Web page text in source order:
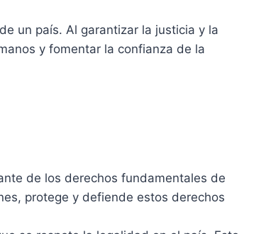
un país. Al garantizar la justicia y la
y fomentar la confianza de la
de los derechos fundamentales de
protege y defiende estos derechos